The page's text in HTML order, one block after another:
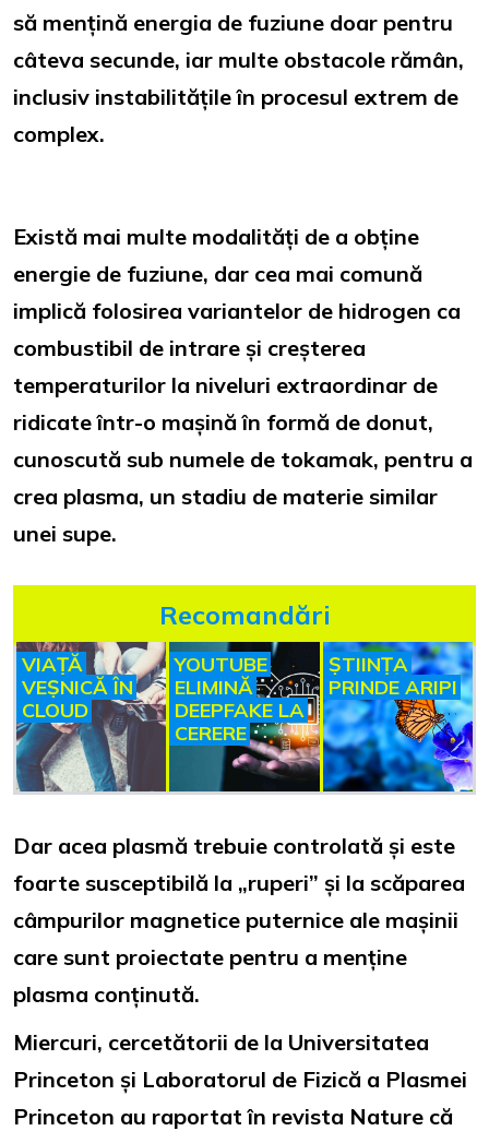
să mențină energia de fuziune doar pentru
câteva secunde, iar multe obstacole rămân,
inclusiv instabilitățile în procesul extrem de
complex.
Există mai multe modalități de a obține
energie de fuziune, dar cea mai comună
implică folosirea variantelor de hidrogen ca
combustibil de intrare și creșterea
temperaturilor la niveluri extraordinar de
ridicate într-o mașină în formă de donut,
cunoscută sub numele de tokamak, pentru a
crea plasma, un stadiu de materie similar
unei supe.
Recomandări
VIAȚĂ
VEȘNICĂ ÎN
CLOUD
YOUTUBE
ELIMINĂ
DEEPFAKE LA
CERERE
ȘTIINȚA
PRINDE ARIPI
Dar acea plasmă trebuie controlată și este
foarte susceptibilă la „ruperi” și la scăparea
câmpurilor magnetice puternice ale mașinii
care sunt proiectate pentru a menține
plasma conținută.
Miercuri, cercetătorii de la Universitatea
Princeton și Laboratorul de Fizică a Plasmei
Princeton au raportat în revista Nature că